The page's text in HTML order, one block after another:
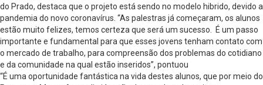
do Prado, destaca que o projeto está sendo no modelo hibrido, devido a
pandemia do novo coronavírus. “As palestras já começaram, os alunos
estão muito felizes, temos certeza que será um sucesso. É um passo
importante e fundamental para que esses jovens tenham contato com
o mercado de trabalho, para compreensão dos problemas do cotidiano
e da comunidade na qual estão inseridos”, pontuou
“É uma oportunidade fantástica na vida destes alunos, que por meio do